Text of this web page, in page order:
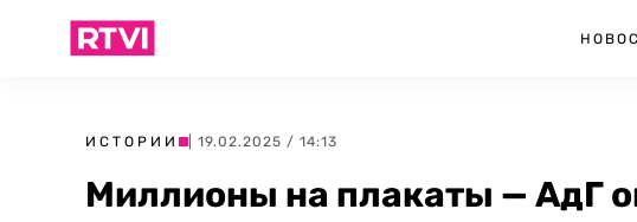
ИСТОРИИ | 19.02.2025 / 14:13
Миллионы на плакаты — АдГ